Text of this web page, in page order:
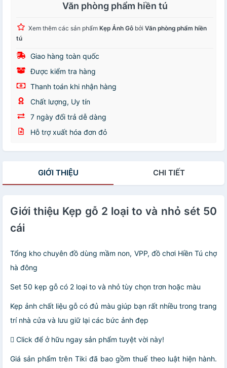
Văn phòng phẩm hiền tú
Xem thêm các sản phẩm Kẹp Ảnh Gỗ bởi Văn phòng phẩm hiền
tú
Giao hàng toàn quốc
Được kiểm tra hàng
Thanh toán khi nhận hàng
Chất lượng, Uy tín
7 ngày đổi trả dễ dàng
Hỗ trợ xuất hóa đơn đỏ
GIỚI THIỆU CHI TIẾT
Giới thiệu Kẹp gỗ 2 loại to và nhỏ sét 50
cái
Tổng kho chuyên đồ dùng mầm non, VPP, đồ chơi Hiền Tú chợ
hà đông
Set 50 kẹp gỗ có 2 loại to và nhỏ tùy chọn trơn hoặc màu
Kẹp ảnh chất liệu gỗ có đủ màu giúp bạn rất nhiều trong trang
trí nhà cửa và lưu giữ lại các bức ảnh đẹp
 Click để ở hữu ngay sản phẩm tuyệt vời này!
Giá sản phẩm trên Tiki đã bao gồm thuế theo luật hiện hành.